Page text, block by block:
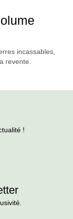
incassables,
revente.
!